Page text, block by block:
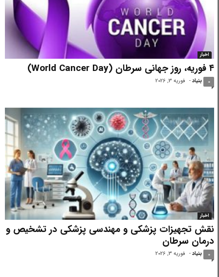
اخبار
۴ فوریه، روز جهانی سرطان (World Cancer Day)
بنیاد - فوریه 3, 2026 0
اخبار
نقش تجهیزات پزشکی و مهندسی پزشکی در تشخیص و
درمان سرطان
بنیاد - فوریه 3, 2026 0